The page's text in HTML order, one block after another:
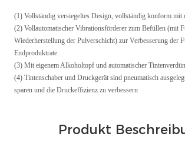
(1) Vollständig versiegeltes Design, vollständig konform
(2) Vollautomatischer Vibrationsförderer zum Befüllen (mit
Wiederherstellung der Pulverschicht) zur Verbesserung der
Endproduktrate
(3) Mit eigenem Alkoholtopf und automatischer
(4) Tintenschaber und Druckgerät sind pneumatisch
sparen und die Druckeffizienz zu verbessern
Produkt